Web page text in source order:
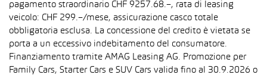
pagamento straordinario CHF 9257.68.–, rata di leasing
veicolo: CHF 299.–/mese, assicurazione casco totale
obbligatoria esclusa. La concessione del credito è vietata se
porta a un eccessivo indebitamento del consumatore.
Finanziamento tramite AMAG Leasing AG. Promozione per
Family Cars, Starter Cars e SUV Cars valida fino al 30.9.2026 o